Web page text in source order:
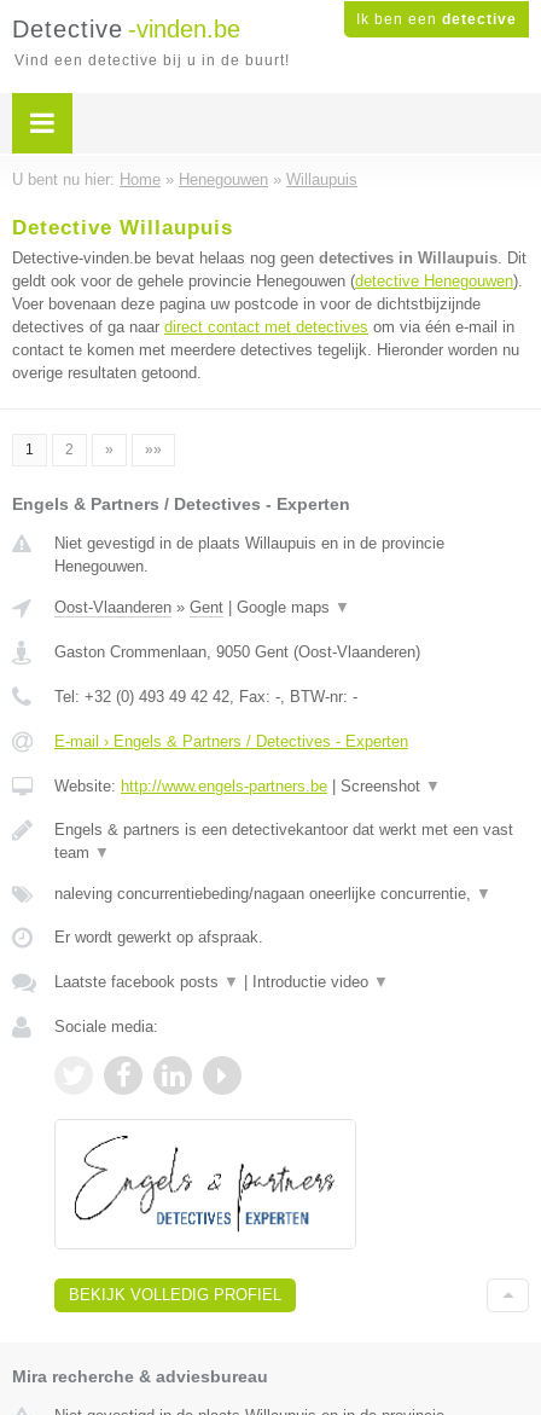
Ik ben een detective
Detective -vinden.be
Vind een detective bij u in de buurt!
U bent nu hier: Home » Henegouwen » Willaupuis
Detective Willaupuis
Detective-vinden.be bevat helaas nog geen detectives in Willaupuis. Dit
geldt ook voor de gehele provincie Henegouwen (detective Henegouwen).
Voer bovenaan deze pagina uw postcode in voor de dichtstbijzijnde
detectives of ga naar direct contact met detectives om via één e-mail in
contact te komen met meerdere detectives tegelijk. Hieronder worden nu
overige resultaten getoond.
1 2 » »»
Engels & Partners / Detectives - Experten
Niet gevestigd in de plaats Willaupuis en in de provincie
Henegouwen.
Oost-Vlaanderen » Gent Google maps ▼
Gaston Crommenlaan, 9050 Gent (Oost-Vlaanderen)
Tel: +32 (0) 493 49 42 42, Fax: -, BTW-nr: -
E-mail › Engels & Partners / Detectives - Experten
Website: http://www.engels-partners.be Screenshot ▼
Engels & partners is een detectivekantoor dat werkt met een vast
team ▼
naleving concurrentiebeding/nagaan oneerlijke concurrentie, ▼
Er wordt gewerkt op afspraak.
Laatste facebook posts ▼ Introductie video ▼
Sociale media:
BEKIJK VOLLEDIG PROFIEL
Mira recherche & adviesbureau